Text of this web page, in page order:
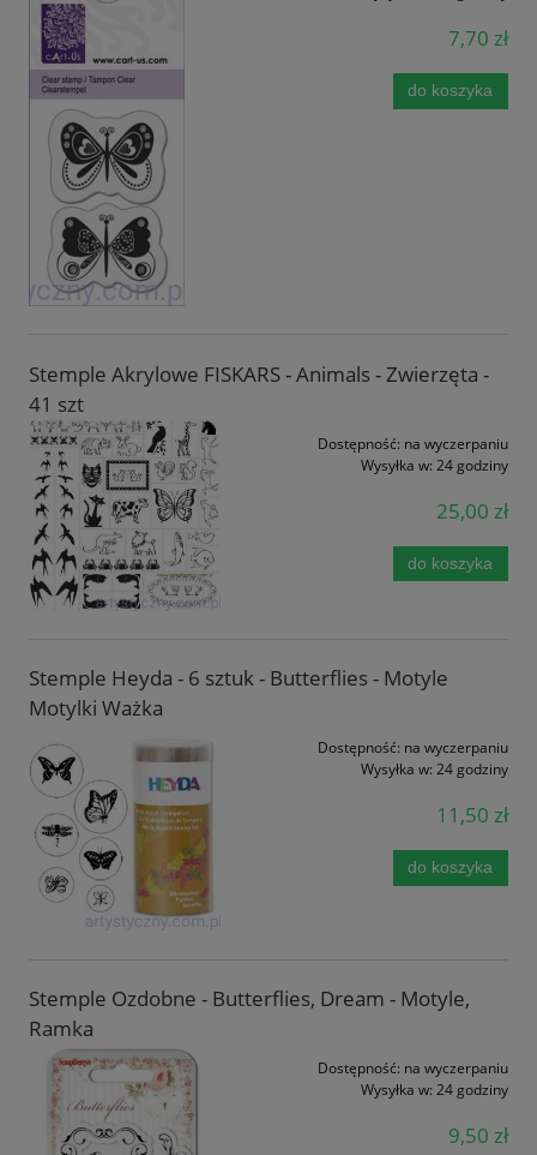
7,70 zł
do koszyka
Stemple Akrylowe FISKARS - Animals - Zwierzęta -
41 szt
Dostępność: na wyczerpaniu
Wysyłka w: 24 godziny
25,00 zł
do koszyka
Stemple Heyda - 6 sztuk - Butterflies - Motyle
Motylki Ważka
Dostępność: na wyczerpaniu
Wysyłka w: 24 godziny
11,50 zł
do koszyka
Stemple Ozdobne - Butterflies, Dream - Motyle,
Ramka
Dostępność: na wyczerpaniu
Wysyłka w: 24 godziny
9,50 zł